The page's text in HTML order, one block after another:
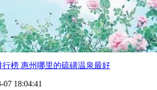
行榜 惠州哪里的硫磺温泉最好
07 18:04:41